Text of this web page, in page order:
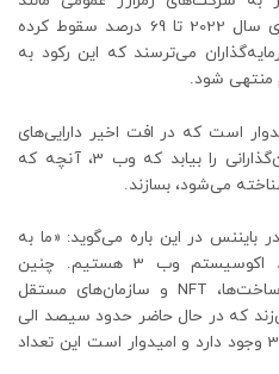
کوین‌بیس که سهام آن‌ها از ابتدای سال 2022 تا 69 درصد سقوط کرده
می‌ترسند که این رکود به
شود.
است که در افت اخیر دارایی‌های
دیجیتال سرمایه‌گذاری کند و بنیان‌گذارانی را بیابد که وب 3، آنچه که
می‌شود، بسازند.
بایننس در این باره می‌گوید: «ما به
دنبال پروژه‌هایی با پتانسیل رشد اکوسیستم وب 3 هستیم. چنین
پروژه‌هایی ممکن است شامل زیرساخت‌ها، NFT و سازمان‌های مستقل
که در حال حاضر حدود سیصد الی
پانصد هزار توسعه‌دهنده فعال وب 3 وجود دارد و امیدوار است این تعداد